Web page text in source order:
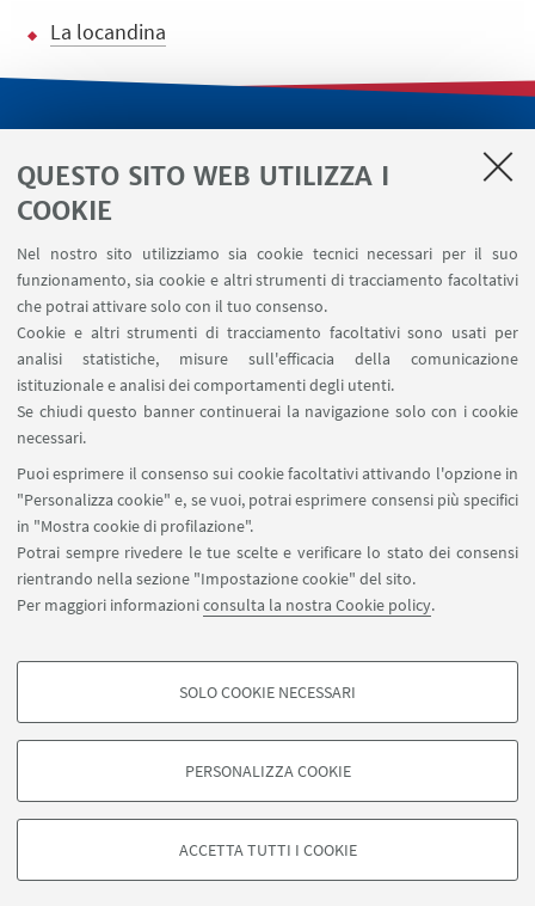
QUESTO SITO WEB UTILIZZA I
COOKIE
Nel nostro sito utilizziamo sia cookie tecnici necessari per il suo
funzionamento, sia cookie e altri strumenti di tracciamento facoltativi
che potrai attivare solo con il tuo consenso.
Cookie e altri strumenti di tracciamento facoltativi sono usati per
analisi statistiche, misure sull'efficacia della comunicazione
istituzionale e analisi dei comportamenti degli utenti.
Se chiudi questo banner continuerai la navigazione solo con i cookie
necessari.
Puoi esprimere il consenso sui cookie facoltativi attivando l'opzione in
"Personalizza cookie" e, se vuoi, potrai esprimere consensi più specifici
in "Mostra cookie di profilazione".
Potrai sempre rivedere le tue scelte e verificare lo stato dei consensi
rientrando nella sezione "Impostazione cookie" del sito.
Per maggiori informazioniconsulta la nostra Cookie policy.
COOKIE DI PROFILAZIONE - FACOLTATIVI
degli utenti, creare profili in base al loro comportamento sul sito, per analisi
di marketing.
Google/Youtube Video
SOLO COOKIE NECESSARI
PERSONALIZZA COOKIE
ACCETTA TUTTI I COOKIE
La locandina
Segnala un evento
Contatti
SEGUI IL DIPARTIMENTO SU:
SEGUI UNIBO SU:
APP:
©Copyright 2026 - ALMA MATER STUDIORUM - Università di
Bologna - Via Zamboni, 33 - 40126 Bologna - PI: 01131710376 - CF:
80007010376
Privacy
Note legali
Informazioni sul sito e accessibilità
Impostazioni Cookie